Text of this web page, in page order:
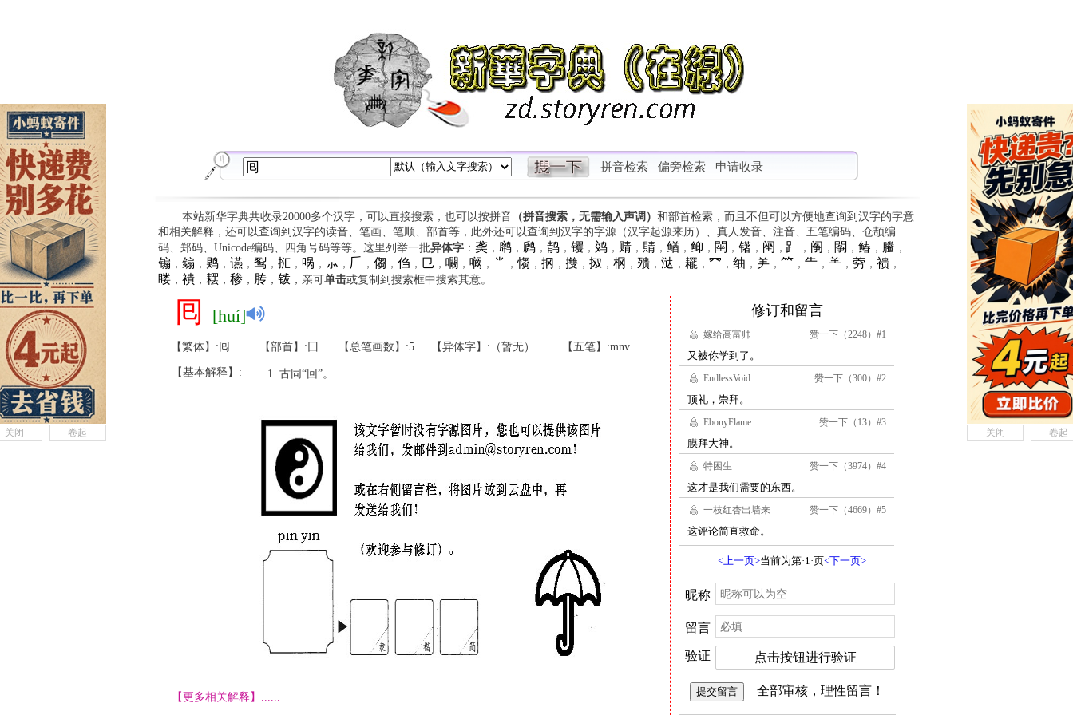
拼音检索 偏旁检索 申请收录
本站新华字典共收录20000多个汉字，可以直接搜索，也可以按拼音（拼音搜索，无需输入声调） 和部首检索，而且不但可以方便地查询到汉字的字意
和相关解释，还可以查询到汉字的读音、笔画、笔顺、部首等，此外还可以查询到汉字的字源（汉字起源来历）、真人发音、注音、五笔编码、仓颉编
码、郑码、Unicode编码、四角号码等等。这里列举一批异体字： 䶮 ， 䴙， 䴘， 䴖， 䦆， 䴔， 䞍， 䝼， 䲡 ， 䲟 ， 䦟 ， 䦃， 䦷 ， ⻊ ， 䦶 ， 䦛 ， 䲠 ， 䲢 ，
䦂 ， 䥇 ， 䴗， 䜩， 䴕， 㧟 ， 㖞 ， ⺗ ， 𠂆 ， 㑳 ， 㑇 ， 㔾 ， 㘚 ， 㘎 ， ⺌ ， 㥮 ， 㧏 ， 㩳， 㧐 ， 㭎 ， 㱮， 㳠 ， 䎱 ， ⺳ ， 䌷 ， ⺶， ⺮ ， ⺧， ⺷， 䓖， 䙌，
䁖， 䙡， 䎬 ， 䅟， 䏝， 䥽，亲可单击或复制到搜索框中搜索其意。
囘 [huí]
【繁体】:囘 【部首】:囗 【总笔画数】:5 【异体字】:（暂无） 【五笔】:mnv
【基本解释】: 古同“回”。
【更多相关解释】......
关闭 卷起 关闭 卷起